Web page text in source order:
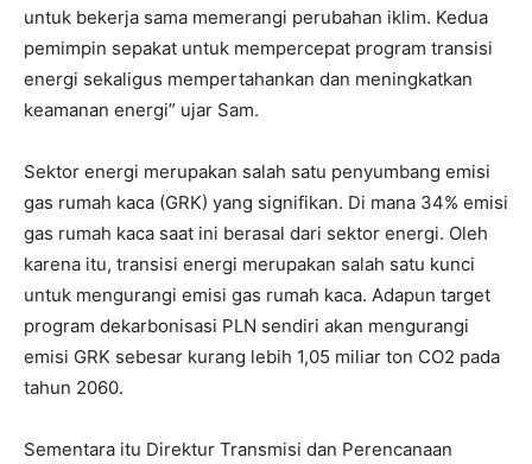
untuk bekerja sama memerangi perubahan iklim. Kedua
pemimpin sepakat untuk mempercepat program transisi
energi sekaligus mempertahankan dan meningkatkan
keamanan energi” ujar Sam.
Sektor energi merupakan salah satu penyumbang emisi
gas rumah kaca (GRK) yang signifikan. Di mana 34% emisi
gas rumah kaca saat ini berasal dari sektor energi. Oleh
karena itu, transisi energi merupakan salah satu kunci
untuk mengurangi emisi gas rumah kaca. Adapun target
program dekarbonisasi PLN sendiri akan mengurangi
emisi GRK sebesar kurang lebih 1,05 miliar ton CO2 pada
tahun 2060.
Sementara itu Direktur Transmisi dan Perencanaan